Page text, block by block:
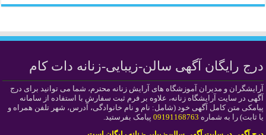
درج رایگان آگهی سالن-زیبایی-زنانه دات کام
آرایشگران و مدیران آموزشگاه های آرایش زنانه محترم، شما می توانید برای درج
آگهی در سایت آرایشگاه زنانه، علاوه بر فرم ثبت سفارش با استفاده از سامانه
پیامکی متن کامل آگهی خود (شامل: نام و نام خانوادگی، آدرس، شهر تلفن همراه و
یا ثابت) را به شماره 09191168763 پیامک بفرستید.